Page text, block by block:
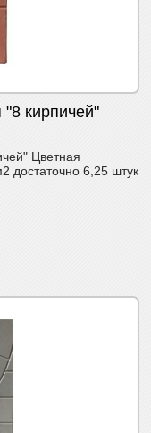
"8 кирпичей"
Цветная
достаточно 6,25 штук